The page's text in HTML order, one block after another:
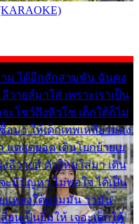
ม ได้อีกสักสามพัน ฉันคง
วายส์มาใส่ เพราะเราเป็น
จะโชว์ถึงหิวโซ เด็กใต้ก็ไม่
มา ให้เด็กเทพเหลียวมอง
แต่สุดยอด เดินโยกย้ายเย
ลีวายส์ ตัวใหม่ใส่มา เดิน
ะมีปัญหา ไม่พอใจ ได้เป็น
แหลงใต้ถามมัน ว่ามัน
นเป็นยิ้มให้ เจอะเด็กใต้